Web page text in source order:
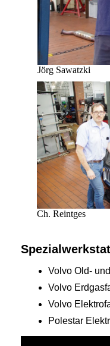
Jörg Sawatzki
Ch. Reintges
Volvo Old-
Volvo
Volvo
Polestar